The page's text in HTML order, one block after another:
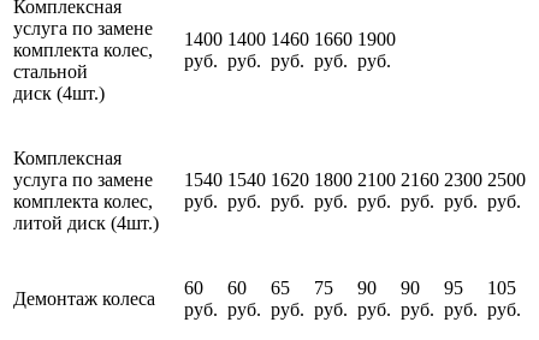
Комплексная
услуга по замене
комплекта колес,
стальной
диск (4шт.)
1400
руб.
1400
руб.
1460
руб.
1660
руб.
1900
руб.
Комплексная
услуга по замене
комплекта колес,
литой диск (4шт.)
1540
руб.
1540
руб.
1620
руб.
1800
руб.
2100
руб.
2160
руб.
2300
руб.
2500
руб.
Демонтаж колеса
60
руб.
60
руб.
65
руб.
75
руб.
90
руб.
90
руб.
95
руб.
105
руб.